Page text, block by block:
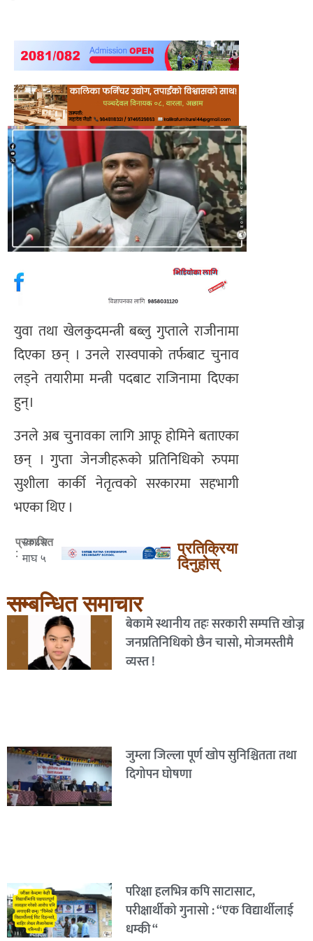
युवा तथा खेलकुदमन्त्री बब्लु गुप्ताले राजीनामा
दिएका छन् । उनले रास्वपाको तर्फबाट चुनाव
लड्ने तयारीमा मन्त्री पदबाट राजिनामा दिएका
हुन्।
उनले अब चुनावका लागि आफू होमिने बताएका
छन् । गुप्ता जेनजीहरूको प्रतिनिधिको रुपमा
सुशीला कार्की नेतृत्वको सरकारमा सहभागी
भएका थिए ।
प्रकाशित
:
२०८२
माघ ५
प्रतिक्रिया
दिनुहोस्
सम्बन्धित समाचार
बेकामे स्थानीय तहः सरकारी सम्पत्ति खोज्न
जनप्रतिनिधिको छैन चासो, मोजमस्तीमै
व्यस्त !
जुम्ला जिल्ला पूर्ण खोप सुनिश्चितता तथा
दिगोपन घोषणा
परिक्षा हलभित्र कपि साटासाट,
परीक्षार्थीको गुनासो : “एक विद्यार्थीलाई
धम्की “